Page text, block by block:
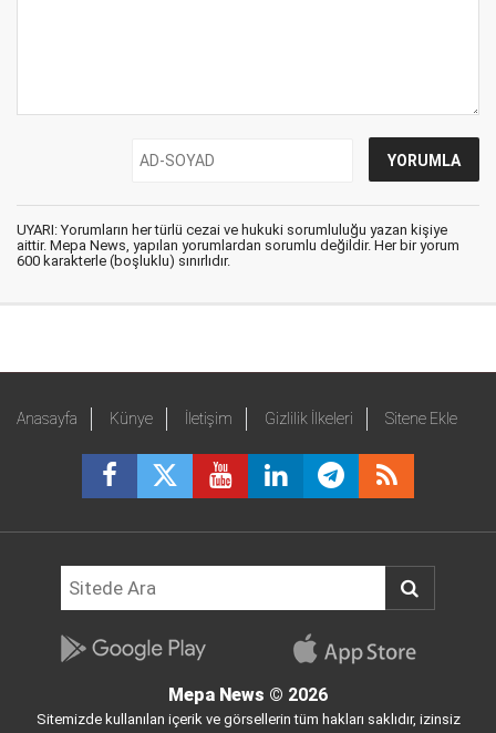
UYARI: Yorumların her türlü cezai ve hukuki sorumluluğu yazan kişiye
aittir. Mepa News, yapılan yorumlardan sorumlu değildir. Her bir yorum
600 karakterle (boşluklu) sınırlıdır.
Anasayfa Künye İletişim Gizlilik İlkeleri Sitene Ekle
Mepa News © 2026
Sitemizde kullanılan içerik ve görsellerin tüm hakları saklıdır, izinsiz